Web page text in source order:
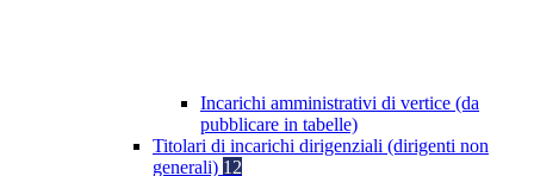
Incarichi amministrativi di vertice (da
pubblicare in tabelle)
Titolari di incarichi dirigenziali (dirigenti non
generali) 12